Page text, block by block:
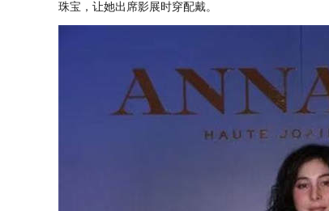
珠宝，让她出席影展时穿配戴。